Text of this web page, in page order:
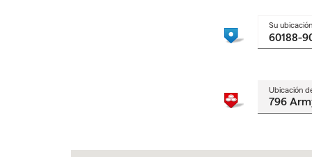
Su ubicación
Ubicación